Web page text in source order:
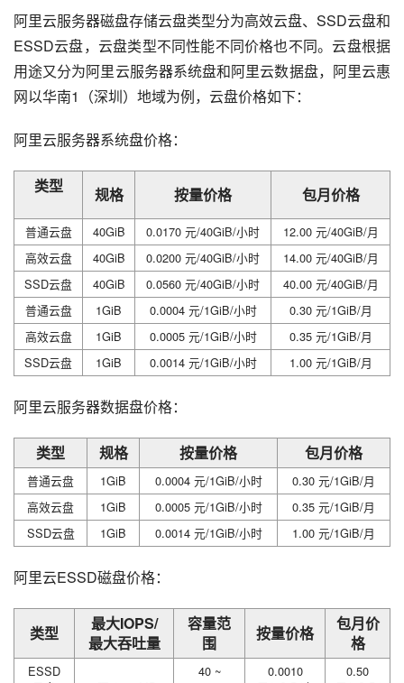
阿里云服务器磁盘存储云盘类型分为高效云盘、SSD云盘和
ESSD云盘，云盘类型不同性能不同价格也不同。云盘根据
用途又分为阿里云服务器系统盘和阿里云数据盘，阿里云惠
网以华南1（深圳）地域为例，云盘价格如下：
阿里云服务器系统盘价格：
类型 规格 按量价格 包月价格
普通云盘 40GiB 0.0170 元/40GiB/小时
12.00 元/40GiB/月
高效云盘
40GiB 0.0200 元/40GiB/小时
14.00 元/40GiB/月
SSD云盘
40GiB 0.0560 元/40GiB/小时
40.00 元/40GiB/月
普通云盘
1GiB 0.0004 元/1GiB/小时
0.30 元/1GiB/月
高效云盘
1GiB 0.0005 元/1GiB/小时
0.35 元/1GiB/月
SSD云盘
1GiB 0.0014 元/1GiB/小时 1.00 元/1GiB/月
阿里云服务器数据盘价格：
类型 规格 按量价格 包月价格
普通云盘 1GiB 0.0004 元/1GiB/小时
0.30 元/1GiB/月
高效云盘
1GiB 0.0005 元/1GiB/小时
0.35 元/1GiB/月
SSD云盘
1GiB 0.0014 元/1GiB/小时 1.00 元/1GiB/月
阿里云ESSD磁盘价格：
类型
最大IOPS/
最大吞吐量
容量范
围
按量价格
包月价
格
ESSD
40 ~
0.0010
0.50